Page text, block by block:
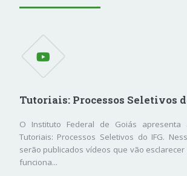
Tutoriais: Processos Seletivos
O Instituto Federal de Goiás apresenta
Tutoriais: Processos Seletivos do IFG.
serão publicados vídeos que vão
funciona...